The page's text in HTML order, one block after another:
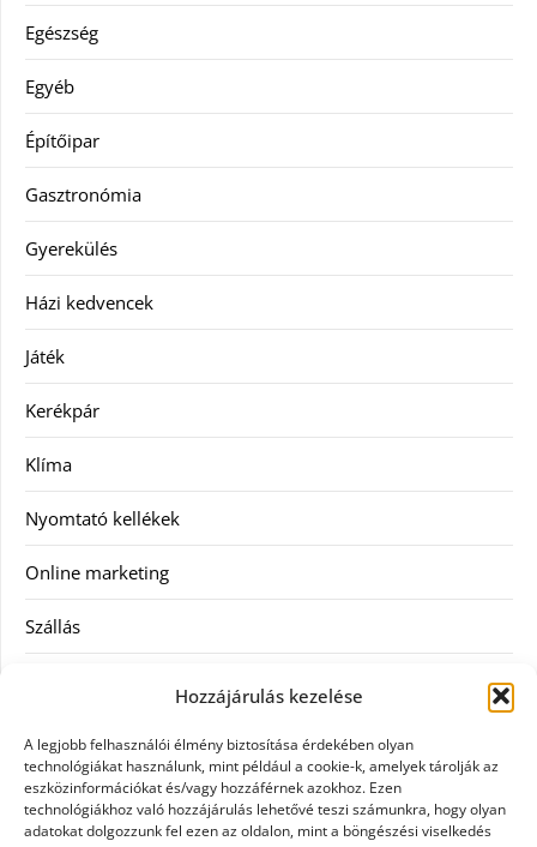
Hozzájárulás kezelése
A legjobb felhasználói élmény biztosítása érdekében olyan
technológiákat használunk, mint például a cookie-k, amelyek tárolják az
eszközinformációkat és/vagy hozzáférnek azokhoz. Ezen
technológiákhoz való hozzájárulás lehetővé teszi számunkra, hogy olyan
adatokat dolgozzunk fel ezen az oldalon, mint a böngészési viselkedés
Egészség
Egyéb
Építőipar
Gasztronómia
Gyerekülés
Házi kedvencek
Játék
Kerékpár
Klíma
Nyomtató kellékek
Online marketing
Szállás
Szellőztető
Szolgáltatás
Táskák